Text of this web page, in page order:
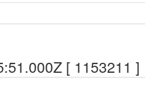
[ 1153211 ]